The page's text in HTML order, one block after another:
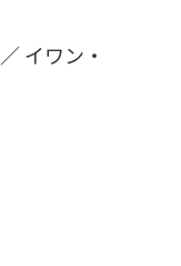
イワン・